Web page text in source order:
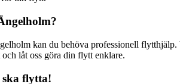
kan du behöva professionell
låt oss göra din flytt enklare.
flytta!